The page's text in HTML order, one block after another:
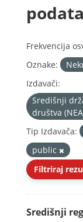
Frekvencija
Oznake:
Izdavači:
Središnji
društva
Tip Izdavača:
public
Filtriraj
Središnji